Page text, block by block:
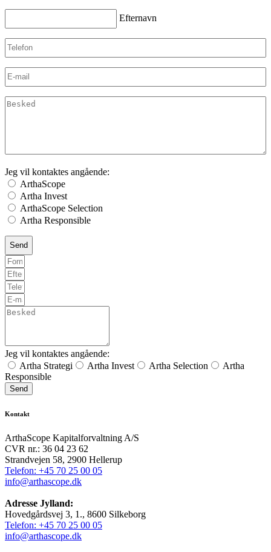
Efternavn
Telefon
E-
mail(Påkrævet)
Besked
Jeg vil kontaktes angående:
ArthaScope
Artha Invest
ArthaScope Selection
Artha Responsible
Jeg vil kontaktes angående:
Artha Strategi
Artha Invest Artha Selection
Artha
Responsible
Send
Kontakt
ArthaScope Kapitalforvaltning A/S
CVR nr.: 36 04 23 62
Strandvejen 58, 2900 Hellerup
Telefon: +45 70 25 00 05
info@arthascope.dk
Adresse Jylland:
Hovedgårdsvej 3, 1., 8600 Silkeborg
Telefon: +45 70 25 00 05
info@arthascope.dk